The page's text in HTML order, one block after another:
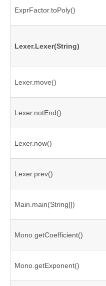
ExprFactor.toPoly()
Lexer.Lexer(String)
Lexer.move()
Lexer.notEnd()
Lexer.now()
Lexer.prev()
Main.main(String[])
Mono.getCoefficient()
Mono.getExponent()